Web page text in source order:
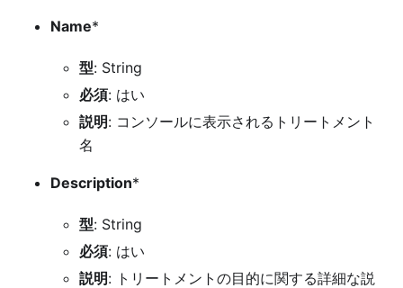
Name*
型: String
必須: はい
説明: コンソールに表示されるトリートメント
名
Description*
型: String
必須: はい
説明: トリートメントの目的に関する詳細な説